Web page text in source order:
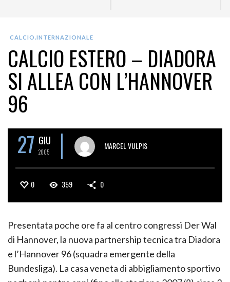
CALCIO.INTERNAZIONALE
CALCIO ESTERO – DIADORA
SI ALLEA CON L’HANNOVER
96
27 GIU
2005
MARCEL VULPIS
0 359 0
Presentata poche ore fa al centro congressi Der Wal
di Hannover, la nuova partnership tecnica tra Diadora
e l’Hannover 96 (squadra emergente della
Bundesliga). La casa veneta di abbigliamento sportivo